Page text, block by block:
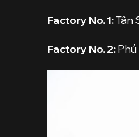
Factory No. 1:Tân
Factory No. 2:Phú